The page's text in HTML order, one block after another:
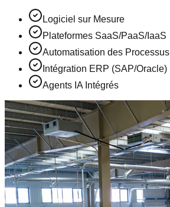
Logiciel sur Mesure
Plateformes SaaS/PaaS/IaaS
Automatisation des Processus
Intégration ERP (SAP/Oracle)
Agents IA Intégrés